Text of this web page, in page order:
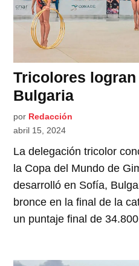
Tricolores
Bulgaria
por Redacción
abril 15, 2024
La delegación tricolor
la Copa del Mundo de
desarrolló en Sofía,
bronce en la final de la
un puntaje final de